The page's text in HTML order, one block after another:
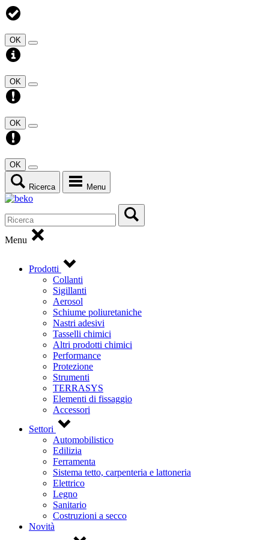
OK
OK
OK
OK
Ricerca Menu
Menu
Prodotti
Collanti
Sigillanti
Aerosol
Schiume poliuretaniche
Nastri adesivi
Tasselli chimici
Altri prodotti chimici
Performance
Protezione
Strumenti
TERRASYS
Elementi di fissaggio
Accessori
Settori
Automobilistico
Edilizia
Ferramenta
Sistema tetto, carpenteria e lattoneria
Elettrico
Legno
Sanitario
Costruzioni a secco
Novità